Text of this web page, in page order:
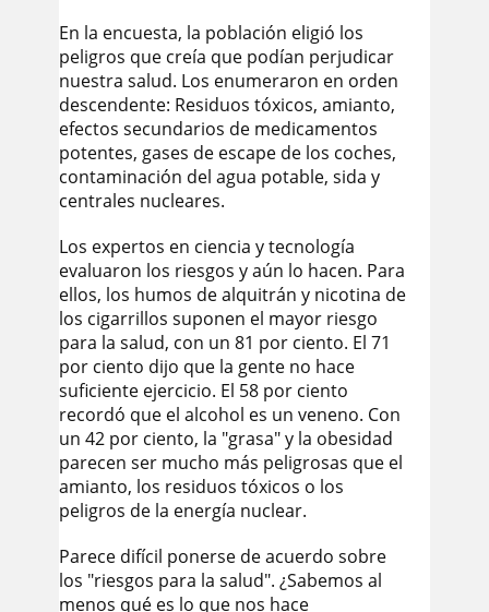
En la encuesta, la población eligió los
peligros que creía que podían perjudicar
nuestra salud. Los enumeraron en orden
descendente: Residuos tóxicos, amianto,
efectos secundarios de medicamentos
potentes, gases de escape de los coches,
contaminación del agua potable, sida y
centrales nucleares.
Los expertos en ciencia y tecnología
evaluaron los riesgos y aún lo hacen. Para
ellos, los humos de alquitrán y nicotina de
los cigarrillos suponen el mayor riesgo
para la salud, con un 81 por ciento. El 71
por ciento dijo que la gente no hace
suficiente ejercicio. El 58 por ciento
recordó que el alcohol es un veneno. Con
un 42 por ciento, la "grasa" y la obesidad
parecen ser mucho más peligrosas que el
amianto, los residuos tóxicos o los
peligros de la energía nuclear.
Parece difícil ponerse de acuerdo sobre
los "riesgos para la salud". ¿Sabemos al
menos qué es lo que nos hace